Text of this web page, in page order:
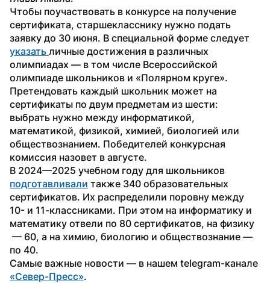
Чтобы поучаствовать в конкурсе на получение
сертификата, старшекласснику нужно подать
указать личные достижения в различных
олимпиадах — в том числе Всероссийской
олимпиаде школьников и «Полярном круге».
Претендовать каждый школьник может на
сертификаты по двум предметам из шести:
выбрать нужно между информатикой,
математикой, физикой, химией, биологией или
обществознанием. Победителей конкурсная
комиссия назовет в августе.
подготавливали также 340 образовательных
сертификатов. Их распределили поровну между
10- и 11-классниками. При этом на информатику и
математику отвели по 80 сертификатов, на физику
— 60, а на химию, биологию и обществознание —
по 40.
«Север-Пресс».